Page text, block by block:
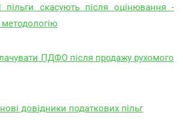
пільги скасують після оцінювання -
ПДФО після продажу рухомого
довідники податкових пільг